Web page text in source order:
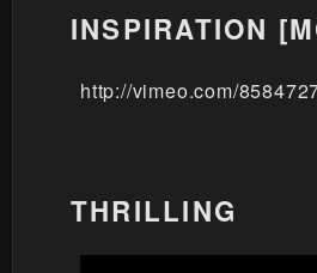
INSPIRATION
http://vimeo.com/
THRILLING